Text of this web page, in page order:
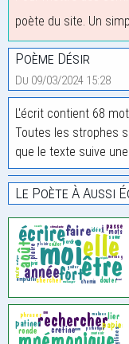
poète du site. Un
Poème Désir
Du 09/03/2024 15:28
L'écrit contient 68
Toutes les strophes
que le texte suive
Le Poète À Aussi